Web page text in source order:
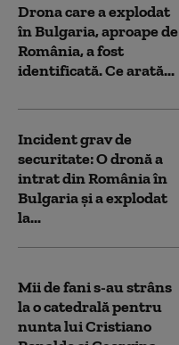
Drona care a explodat
în Bulgaria, aproape de
România, a fost
identificată. Ce arată...
Incident grav de
securitate: O dronă a
intrat din România în
Bulgaria şi a explodat
la...
Mii de fani s-au strâns
la o catedrală pentru
nunta lui Cristiano